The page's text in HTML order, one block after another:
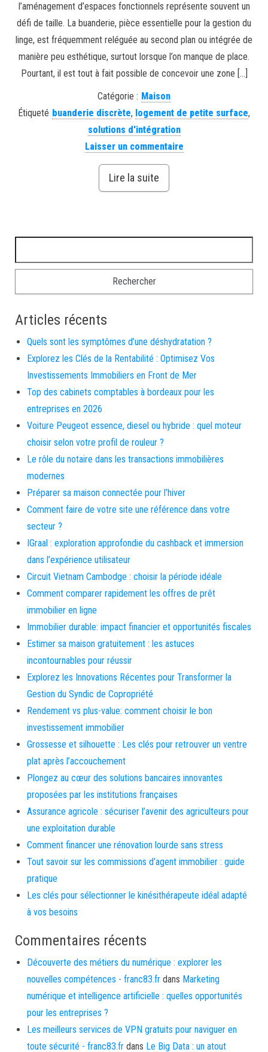
l’aménagement d’espaces fonctionnels représente souvent un
défi de taille. La buanderie, pièce essentielle pour la gestion du
linge, est fréquemment reléguée au second plan ou intégrée de
manière peu esthétique, surtout lorsque l’on manque de place.
Pourtant, il est tout à fait possible de concevoir une zone […]
Catégorie : Maison
Étiqueté buanderie discrète, logement de petite surface,
solutions d'intégration
Laisser un commentaire
Lire la suite
Articles récents
Quels sont les symptômes d’une déshydratation ?
Explorez les Clés de la Rentabilité : Optimisez Vos
Investissements Immobiliers en Front de Mer
Top des cabinets comptables à bordeaux pour les
entreprises en 2026
Voiture Peugeot essence, diesel ou hybride : quel moteur
choisir selon votre profil de rouleur ?
Le rôle du notaire dans les transactions immobilières
modernes
Préparer sa maison connectée pour l’hiver
Comment faire de votre site une référence dans votre
secteur ?
IGraal : exploration approfondie du cashback et immersion
dans l’expérience utilisateur
Circuit Vietnam Cambodge : choisir la période idéale
Comment comparer rapidement les offres de prêt
immobilier en ligne
Immobilier durable: impact financier et opportunités fiscales
Estimer sa maison gratuitement : les astuces
incontournables pour réussir
Explorez les Innovations Récentes pour Transformer la
Gestion du Syndic de Copropriété
Rendement vs plus-value: comment choisir le bon
investissement immobilier
Grossesse et silhouette : Les clés pour retrouver un ventre
plat après l’accouchement
Plongez au cœur des solutions bancaires innovantes
proposées par les institutions françaises
Assurance agricole : sécuriser l’avenir des agriculteurs pour
une exploitation durable
Comment financer une rénovation lourde sans stress
Tout savoir sur les commissions d’agent immobilier : guide
pratique
Les clés pour sélectionner le kinésithérapeute idéal adapté
à vos besoins
Commentaires récents
Découverte des métiers du numérique : explorer les
nouvelles compétences - franc83.fr dans Marketing
numérique et intelligence artificielle : quelles opportunités
pour les entreprises ?
Les meilleurs services de VPN gratuits pour naviguer en
toute sécurité - franc83.fr dans Le Big Data : un atout